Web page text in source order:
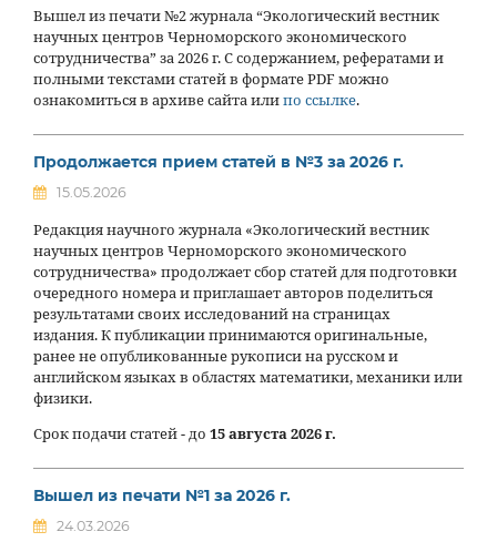
Вышел из печати №2 журнала “Экологический вестник
научных центров Черноморского экономического
сотрудничества” за 2026 г. С содержанием, рефератами и
полными текстами статей в формате PDF можно
ознакомиться в архиве сайта илипо ссылке.
Продолжается прием статей в №3 за 2026 г.
15.05.2026
Редакция научного журнала «Экологический вестник
научных центров Черноморского экономического
сотрудничества» продолжает сбор статей для подготовки
очередного номера и приглашает авторов поделиться
результатами своих исследований на страницах
издания. К публикации принимаются оригинальные,
ранее не опубликованные рукописи на русском и
английском языках в областях математики, механики или
физики.
Срок подачи статей - до 15 августа 2026 г.
Вышел из печати №1 за 2026 г.
24.03.2026